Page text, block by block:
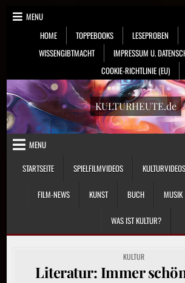
Skip
MENU
HOME
TOPPEBOOKS LESEPROBEN
WISSENGIBTMACHT
IMPRESSUM U.
COOKIE-RICHTLINIE (EU)
KULTURHEUTE.de
MENU
STARTSEITE
SPIELFILMVIDEOS KULTURVIDEOS
FILM-NEWS KUNST BUCH MUSIK
WAS IST KULTUR?
POSTED
IN
KULTUR
Literatur: Immer